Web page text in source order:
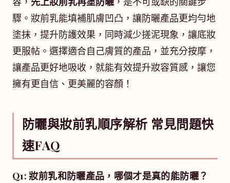
驟。妝前乳能填補肌膚凹凸，讓防曬產品更均勻地
塗抹，提升防護效果，同時減少搓泥現象，讓底妝
更服帖。選擇適合自己膚質的產品，並充分按摩，
讓產品更好地吸收，就能有效提升妝容質感，讓您
擁有更自信、更美麗的容顏！
防曬與妝前乳順序解析 常見問題快
速FAQ
Q1: 妝前乳和防曬產品，哪個才是真的能防曬？